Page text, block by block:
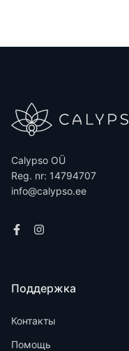
Calypso OÜ
Reg. nr: 14794707
info@calypso.ee
Поддержка
Контакты
Помощь